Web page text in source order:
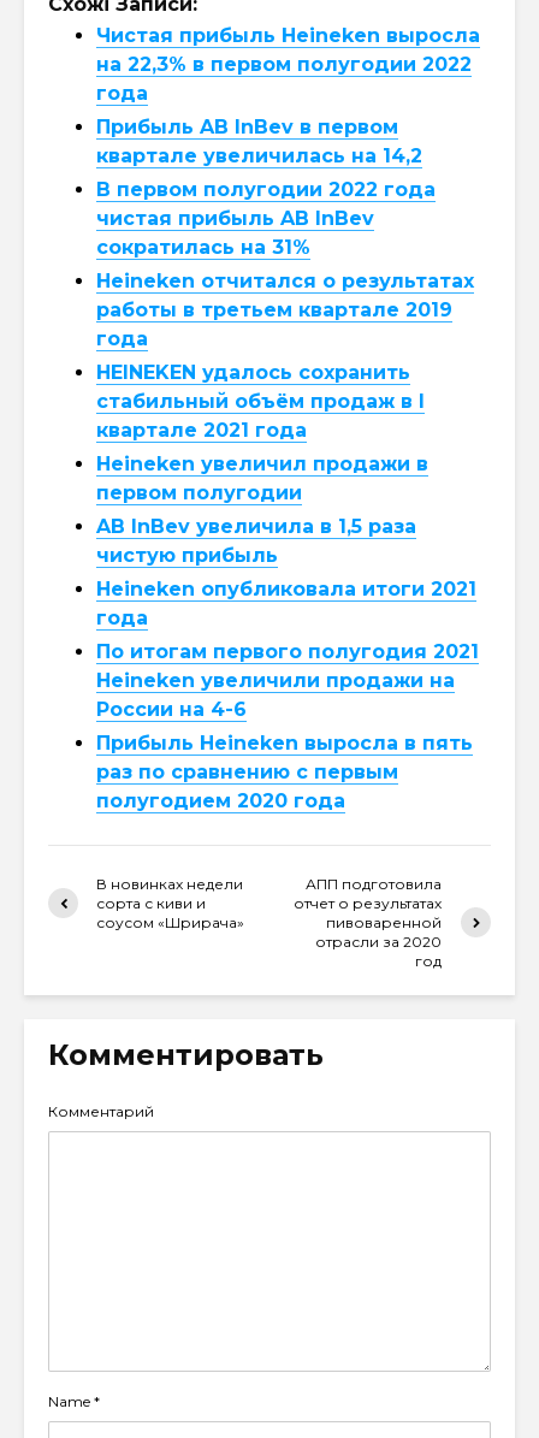
Чистая прибыль Heineken выросла
на 22,3% в первом полугодии 2022
года
Прибыль AB InBev в первом
квартале увеличилась на 14,2
В первом полугодии 2022 года
чистая прибыль AB InBev
сократилась на 31%
Heineken отчитался о результатах
работы в третьем квартале 2019
года
HEINEKEN удалось сохранить
стабильный объём продаж в I
квартале 2021 года
Heineken увеличил продажи в
первом полугодии
AB InBev увеличила в 1,5 раза
чистую прибыль
Heineken опубликовала итоги 2021
года
По итогам первого полугодия 2021
Heineken увеличили продажи на
России на 4-6
Прибыль Heineken выросла в пять
раз по сравнению с первым
полугодием 2020 года
В новинках недели
сорта с киви и
соусом «Шрирача»
АПП подготовила
отчет о результатах
пивоваренной
отрасли за 2020
год
Комментировать
Комментарий
Name *